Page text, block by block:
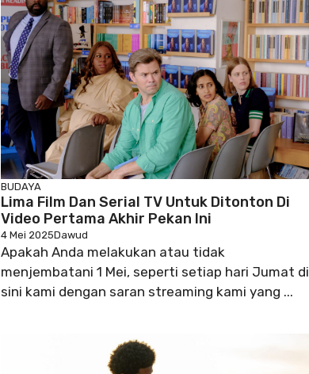
BUDAYA
Lima Film Dan Serial TV Untuk Ditonton Di
Video Pertama Akhir Pekan Ini
4 Mei 2025Dawud
Apakah Anda melakukan atau tidak
menjembatani 1 Mei, seperti setiap hari Jumat di
sini kami dengan saran streaming kami yang ...